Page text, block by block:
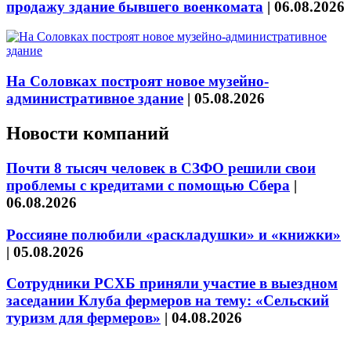
продажу здание бывшего военкомата | 06.08.2026
На Соловках построят новое музейно-
административное здание | 05.08.2026
Новости компаний
Почти 8 тысяч человек в СЗФО решили свои
проблемы с кредитами с помощью Сбера |
06.08.2026
Россияне полюбили «раскладушки» и «книжки»
| 05.08.2026
Сотрудники РСХБ приняли участие в выездном
заседании Клуба фермеров на тему: «Сельский
туризм для фермеров» | 04.08.2026